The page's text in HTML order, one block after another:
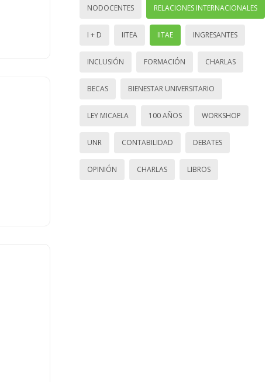
NODOCENTES RELACIONES INTERNACIONALES
I + D IITEA IITAE INGRESANTES
INCLUSIÓN FORMACIÓN CHARLAS
BECAS BIENESTAR UNIVERSITARIO
LEY MICAELA 100 AÑOS WORKSHOP
UNR CONTABILIDAD DEBATES
OPINIÓN CHARLAS LIBROS